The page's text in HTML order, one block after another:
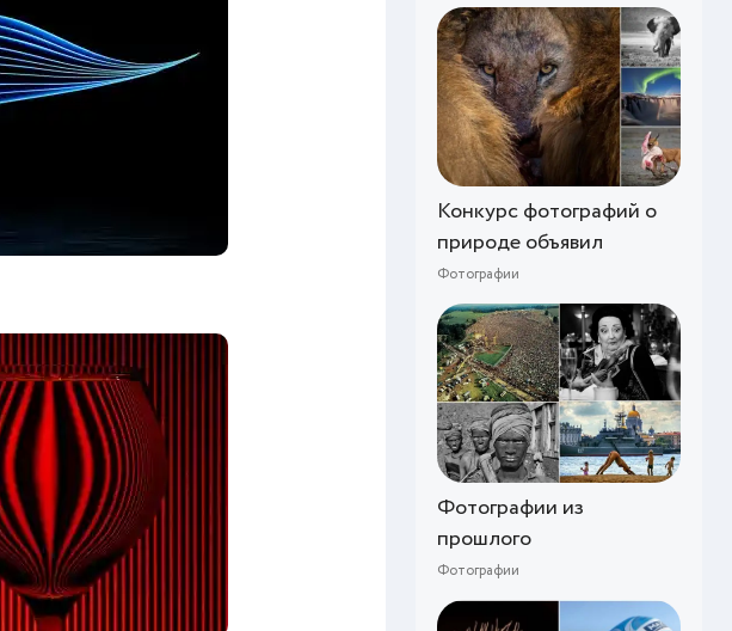
Конкурс фотографий о
природе объявил
Фотографии
Фотографии из
прошлого
Фотографии